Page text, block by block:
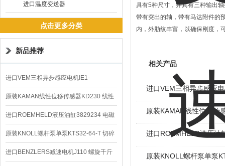
进口温度变送器
点击更多分类
新品推荐
进口VEM三相异步感应电机IE1-
K21R80G4马达
原装KAMAN线性位移传感器KD230 线性
编码器
进口ROEMHELD液压油缸3829234 电磁
阀定位器
原装KNOLL螺杆泵单泵KTS32-64-T 切碎
排屑机
进口BENZLERS减速电机J110 螺旋千斤
具有5种尺寸，并具有三种输出
带有突出的轴，带有马达附件的
内，外肋纹丰富，以确保刚度，
相关产品
进口VEM三相异步感应
原装KAMAN线性位移传
进口ROEMHELD液压油
原装KNOLL螺杆泵单泵